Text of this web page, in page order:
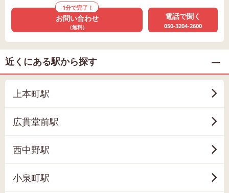
1分で完了！
お問い合わせ
（無料）
電話で聞く
050-3204-2600
近くにある駅から探す
上本町駅
広貫堂前駅
西中野駅
小泉町駅